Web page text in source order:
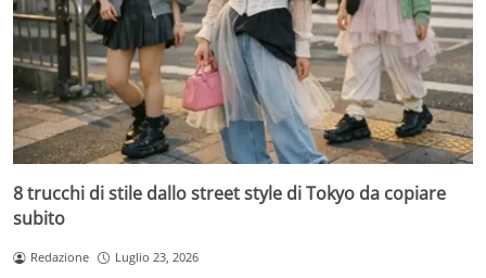
8 trucchi di stile dallo street style di Tokyo da copiare
subito
Redazione Luglio 23, 2026